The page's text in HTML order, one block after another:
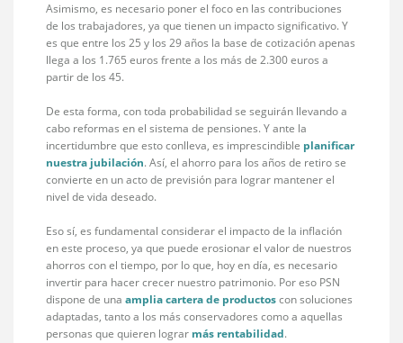
Asimismo, es necesario poner el foco en las contribuciones
de los trabajadores, ya que tienen un impacto significativo. Y
es que entre los 25 y los 29 años la base de cotización apenas
llega a los 1.765 euros frente a los más de 2.300 euros a
partir de los 45.
De esta forma, con toda probabilidad se seguirán llevando a
cabo reformas en el sistema de pensiones. Y ante la
incertidumbre que esto conlleva, es imprescindible planificar
nuestra jubilación. Así, el ahorro para los años de retiro se
convierte en un acto de previsión para lograr mantener el
nivel de vida deseado.
Eso sí, es fundamental considerar el impacto de la inflación
en este proceso, ya que puede erosionar el valor de nuestros
ahorros con el tiempo, por lo que, hoy en día, es necesario
invertir para hacer crecer nuestro patrimonio. Por eso PSN
dispone de unaamplia cartera de productoscon soluciones
adaptadas, tanto a los más conservadores como a aquellas
personas que quieren lograr más rentabilidad.